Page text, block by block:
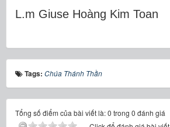
L.m Giuse Hoàng Kim Toan
Tags: Chúa Thánh Thần
Tổng số điểm của bài viết là: 0 trong 0 đánh giá